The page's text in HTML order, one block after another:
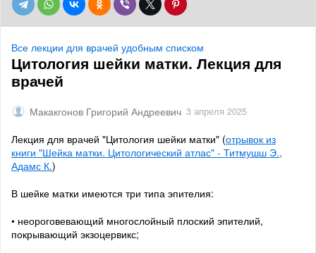
Все лекции для врачей удобным списком
Цитология шейки матки. Лекция для
врачей
Макакгонов Григорий Андреевич 3 апреля 2025
Лекция для врачей "Цитология шейки матки" (отрывок из
книги "Шейка матки. Цитологический атлас" - Титмушш Э.,
Адамс К.)
В шейке матки имеются три типа эпителия:
• неороговевающий многослойный плоский эпителий,
покрывающий экзоцервикс;